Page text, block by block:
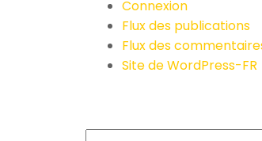
Connexion
Flux des publications
Flux des
Site de WordPress-FR